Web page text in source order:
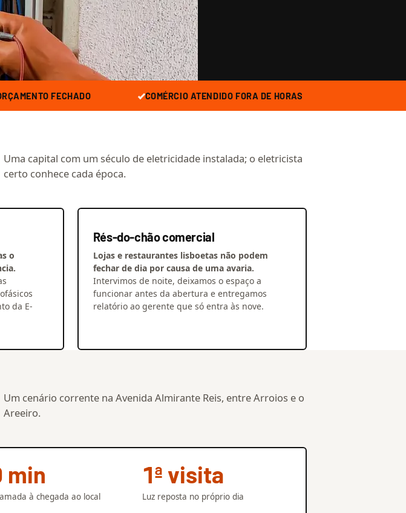
FECHADO COMÉRCIO ATENDIDO FORA DE HORAS
Uma capital com um século de eletricidade instalada; o eletricista
certo conhece cada época.
o
da E-
Rés-do-chão comercial
Lojas e restaurantes lisboetas não podem
fechar de dia por causa de uma avaria.
Intervimos de noite, deixamos o espaço a
funcionar antes da abertura e entregamos
relatório ao gerente que só entra às nove.
Um cenário corrente na Avenida Almirante Reis, entre Arroios e o
Areeiro.
min
à chegada ao local
1ª visita
Luz reposta no próprio dia